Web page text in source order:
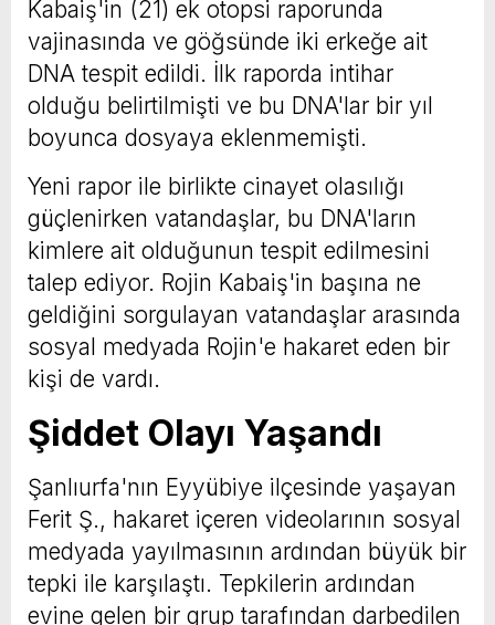
Kabaiş'in (21) ek otopsi raporunda
vajinasında ve göğsünde iki erkeğe ait
DNA tespit edildi. İlk raporda intihar
olduğu belirtilmişti ve bu DNA'lar bir yıl
boyunca dosyaya eklenmemişti.
Yeni rapor ile birlikte cinayet olasılığı
güçlenirken vatandaşlar, bu DNA'ların
kimlere ait olduğunun tespit edilmesini
talep ediyor. Rojin Kabaiş'in başına ne
geldiğini sorgulayan vatandaşlar arasında
sosyal medyada Rojin'e hakaret eden bir
kişi de vardı.
Şiddet Olayı Yaşandı
Şanlıurfa'nın Eyyübiye ilçesinde yaşayan
Ferit Ş., hakaret içeren videolarının sosyal
medyada yayılmasının ardından büyük bir
tepki ile karşılaştı. Tepkilerin ardından
evine gelen bir grup tarafından darbedilen